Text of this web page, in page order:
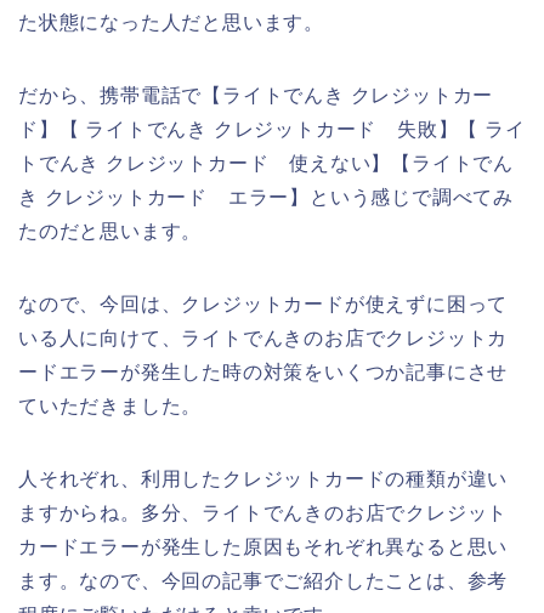
た状態になった人だと思います。
だから、携帯電話で【ライトでんき クレジットカー
ド】【 ライトでんき クレジットカード 失敗】【 ライ
トでんき クレジットカード 使えない】【ライトでん
き クレジットカード エラー】という感じで調べてみ
たのだと思います。
なので、今回は、クレジットカードが使えずに困って
いる人に向けて、ライトでんきのお店でクレジットカ
ードエラーが発生した時の対策をいくつか記事にさせ
ていただきました。
人それぞれ、利用したクレジットカードの種類が違い
ますからね。多分、ライトでんきのお店でクレジット
カードエラーが発生した原因もそれぞれ異なると思い
ます。なので、今回の記事でご紹介したことは、参考